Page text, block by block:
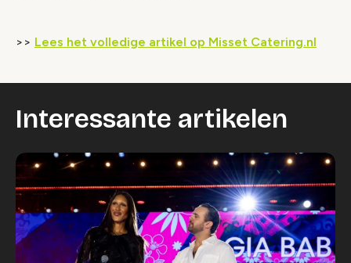
>> Lees het volledige artikel op Misset Catering.nl
Interessante artikelen